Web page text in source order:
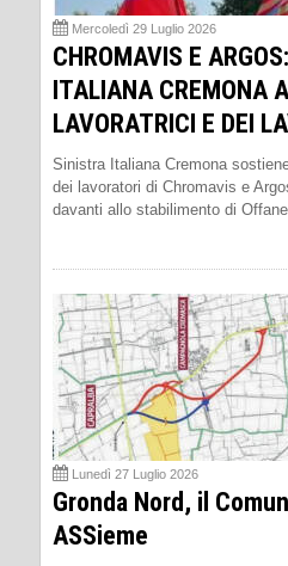
Mercoledì 29 Luglio 2026
CHROMAVIS E
ITALIANA CREMONA
LAVORATRICI E DEI
Sinistra Italiana Cremona
dei lavoratori di Chromavis e
davanti allo stabilimento di
Lunedì 27 Luglio 2026
Gronda Nord, il
ASSieme